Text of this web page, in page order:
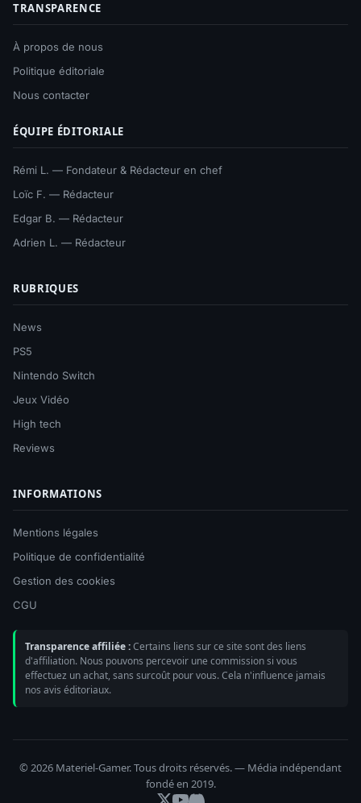
TRANSPARENCE
À propos de nous
Politique éditoriale
Nous contacter
ÉQUIPE ÉDITORIALE
Rémi L. — Fondateur & Rédacteur en chef
Loïc F. — Rédacteur
Edgar B. — Rédacteur
Adrien L. — Rédacteur
RUBRIQUES
News
PS5
Nintendo Switch
Jeux Vidéo
High tech
Reviews
INFORMATIONS
Mentions légales
Politique de confidentialité
Gestion des cookies
CGU
Transparence affiliée :Certains liens sur ce site sont des liens
d'affiliation. Nous pouvons percevoir une commission si vous
effectuez un achat, sans surcoût pour vous. Cela n'influence jamais
nos avis éditoriaux.
© 2026 Materiel-Gamer. Tous droits réservés. — Média indépendant
fondé en 2019.